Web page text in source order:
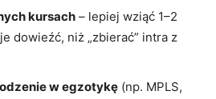
kursach – lepiej wziąć 1–2
dowieźć, niż „zbierać” intra z
w egzotykę (np. MPLS,